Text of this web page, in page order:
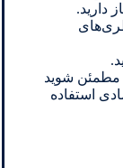
دارید.
شوید
استفاده